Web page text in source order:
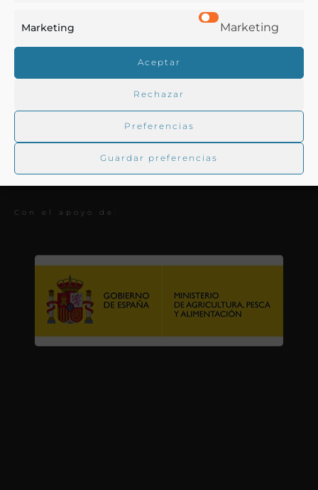
Marketing Marketing
Aceptar
Rechazar
Preferencias
Guardar preferencias
Real Academia de Gastronomía
Trabajamos para difundir y proteger la cultura
La RAG
Con el apoyo de: